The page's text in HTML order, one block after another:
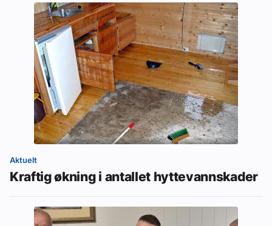
Aktuelt
Kraftig økning i antallet hyttevannskader